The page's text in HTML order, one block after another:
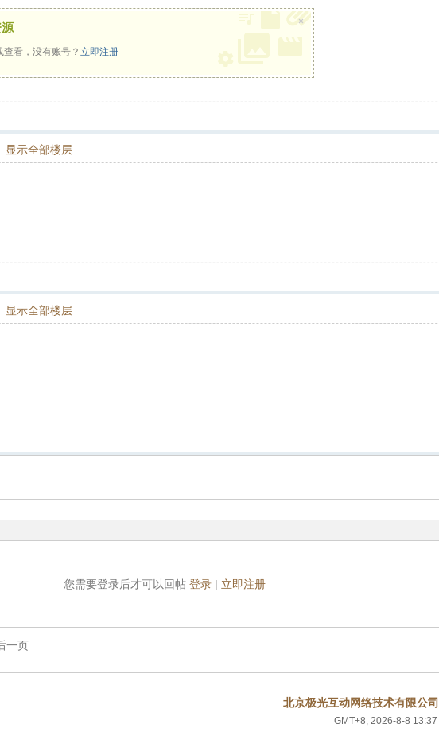
查看，没有账号？ 立即注册
×
显示全部楼层
显示全部楼层
您需要登录后才可以回帖 登录| 立即注册
一页
北京极光互动网络技术有限公司
GMT+8, 2026-8-8 13:37